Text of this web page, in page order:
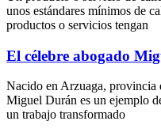
unos estándares mínimos de
productos o servicios tengan
El célebre abogado
Nacido en Arzuaga, provincia
Miguel Durán es un ejemplo
un trabajo transformado